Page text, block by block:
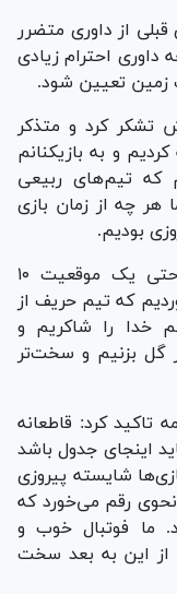
از داوری متضرر
داوری احترام زیادی
زمین تعیین شود.
تشکر کرد و متذکر
و به بازیکنانم
تیم‌های ربیعی
هر چه از زمان بازی
بودیم.
وی ادامه داد: ما امروز به ذوب‌آهن حتی یک موقعیت ۱۰
که تیم حریف از
خدا را شاکریم و
گل بزنیم و سخت‌تر
تاکید کرد: قاطعانه
اینجای جدول باشد
شایسته پیروزی
نحوی رقم می‌خورد که
ما فوتبال خوب و
از این به بعد سخت